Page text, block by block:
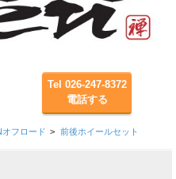
Tel 026-247-8372
電話する
オフロード > 前後ホイールセット